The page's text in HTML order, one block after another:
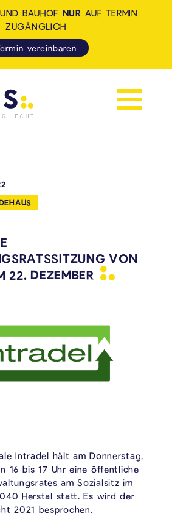
Navigation
BAUHOF NUR AUF TERMIN
ZUGÄNGLICH
vereinbaren
VON
22.DEZEMBER
Intradel hält am Donnerstag,
16 bis 17 Uhr eine öffentliche
am Sozialsitz im
Herstal statt. Es wird der
2021 besprochen.